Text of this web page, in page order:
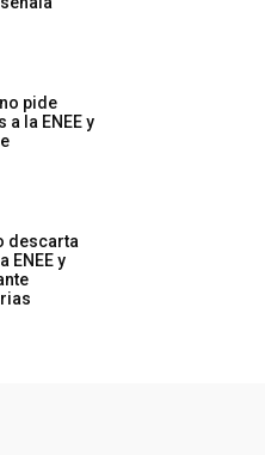
pide
la ENEE y
descarta
ENEE y